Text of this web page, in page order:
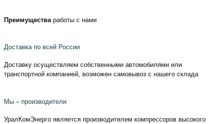
Преимущества работы с нами
Доставка по всей России
Доставку осуществляем собственными автомобилями или
транспортной компанией, возможен самовывоз с нашего склада
Мы – производители
УралКомЭнерго является производителем компрессоров высокого